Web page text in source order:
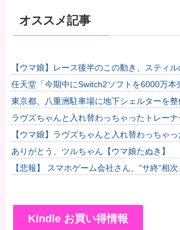
オススメ記事
【ウマ娘】レース後半のこの動き、スティ
る。他
任天堂「今期中にSwitch2ソフトを6000万本
本達成）」他
東京都、八重洲駐車場に地下シェルターを
「弾道ミサイル攻撃から都民の命と財産守る
ラヴズちゃんと入れ替わっちゃったトレーナ
【ウマ娘】ラヴズちゃんと入れ替わっちゃ
57話目
ありがとう、ツルちゃん【ウマ娘たぬき】
【悲報】 スマホゲーム会社さん、”サ終”相
Kindle お買い得情報